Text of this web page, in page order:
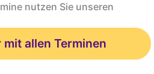
nutzen Sie unseren
mit allen Terminen